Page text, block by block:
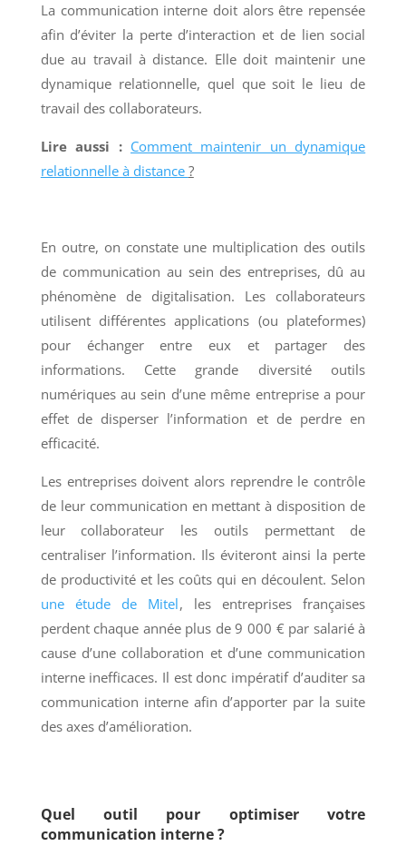
La communication interne doit alors être repensée
afin d’éviter la perte d’interaction et de lien social
due au travail à distance. Elle doit maintenir une
dynamique relationnelle, quel que soit le lieu de
travail des collaborateurs.
Lire aussi : Comment maintenir un dynamique
relationnelle à distance ?
En outre, on constate une multiplication des outils
de communication au sein des entreprises, dû au
phénomène de digitalisation. Les collaborateurs
utilisent différentes applications (ou plateformes)
pour échanger entre eux et partager des
informations. Cette grande diversité outils
numériques au sein d’une même entreprise a pour
effet de disperser l’information et de perdre en
efficacité.
Les entreprises doivent alors reprendre le contrôle
de leur communication en mettant à disposition de
leur collaborateur les outils permettant de
centraliser l’information. Ils éviteront ainsi la perte
de productivité et les coûts qui en découlent. Selon
une étude de Mitel, les entreprises françaises
perdent chaque année plus de 9 000 € par salarié à
cause d’une collaboration et d’une communication
interne inefficaces. Il est donc impératif d’auditer sa
communication interne afin d’apporter par la suite
des axes d’amélioration.
Quel outil pour optimiser votre
communication interne ?